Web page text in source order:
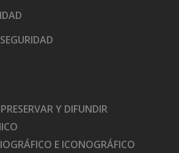
Y DIFUNDIR
E ICONOGRÁFICO